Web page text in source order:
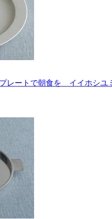
レートで朝食を イイホシユ